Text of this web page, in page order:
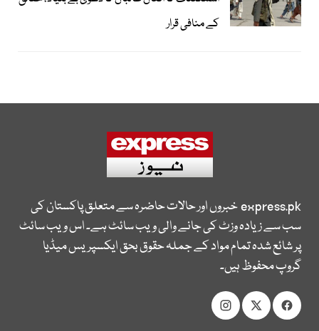
کے منافی قرار
express.pkخبروں اور حالات حاضرہ سے متعلق پاکستان کی
سب سے زیادہ وزٹ کی جانے والی ویب سائٹ ہے۔ اس ویب سائٹ
پر شائع شدہ تمام مواد کے جملہ حقوق بحق ایکسپریس میڈیا
گروپ محفوظ ہیں۔